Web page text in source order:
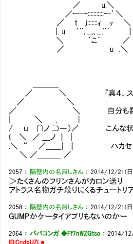
／ u.＼ 『仮に。戦闘が真
／ー‐-:::::::::::-‐' ＼
／ t j:::::::ｨ ｯ ＼ 自分の行
|. u ｀¨､__,､__,¨´ |
＼ ｀こ´ ／ どーかん
／ u .＼
／ ＼ 『真４、スタート時点で
／ ＼
／ ＼ 自分も数の暴力でボ
| ＼ ,＿ |
/ ｕ ∩ノ ⊃―）／ こんな状態でレ
( ＼ ／ ＿ノ | |
.＼ “ ／＿＿| | ハカセのみ。で
＼ ／＿＿＿ ／
2057 ： 隔壁内の名無しさん ：2014/12/21(日
＞たくさんのフリンさんがカロン送り
アトラス名物ガチ殺りにくるチュートリ
2058 ： 隔壁内の名無しさん ：2014/12/21(日
GUMPかケータイアプリもないのかー
2064 ： ババコンガ ◆Ff7nWZGtso ：2014/
ID:CcdpUZLw